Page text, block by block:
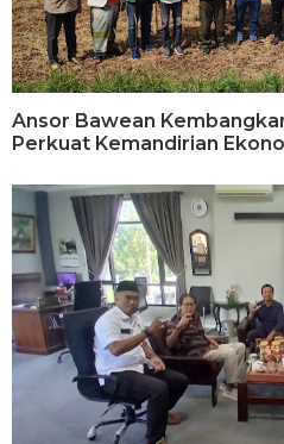
Ansor Bawean
Perkuat Kemandirian